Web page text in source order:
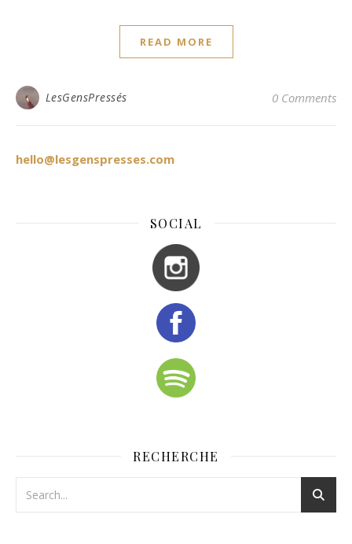
READ MORE
LesGensPressés 0 Comments
hello@lesgenspresses.com
SOCIAL
RECHERCHE